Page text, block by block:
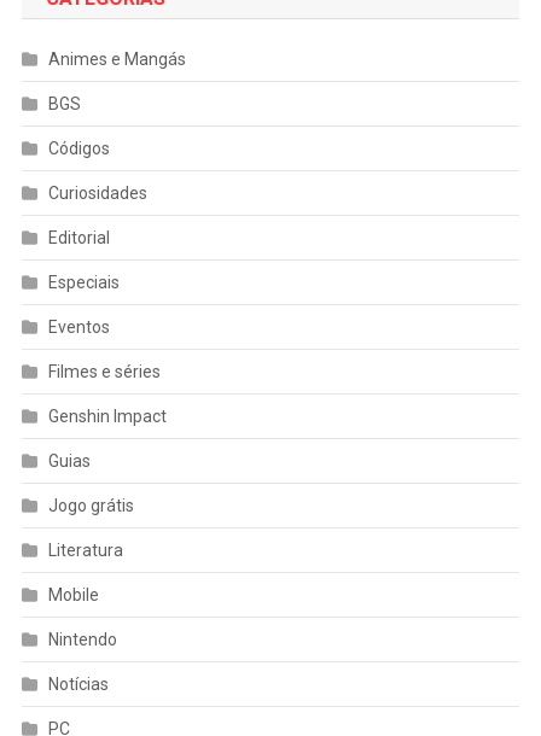
Animes e Mangás
BGS
Códigos
Curiosidades
Editorial
Especiais
Eventos
Filmes e séries
Genshin Impact
Guias
Jogo grátis
Literatura
Mobile
Nintendo
Notícias
PC